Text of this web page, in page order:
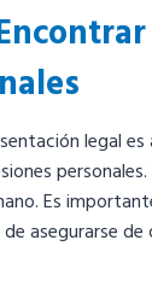
legal
Es
asegurarse